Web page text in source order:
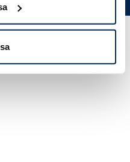
Cookie inställningar